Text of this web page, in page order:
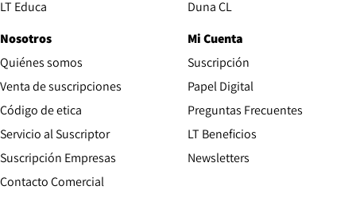
LT Educa
Duna CLOpens in new window
Nosotros
Quiénes somos
Venta de suscripciones
Código de etica Opens in new window
Servicio al Suscriptor
Suscripción Empresas
Contacto ComercialOpens in new window
Mi Cuenta
Suscripción
Papel DigitalOpens in new
Preguntas Frecuentes
LT Beneficios
Newsletters